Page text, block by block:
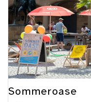
Sommeroase